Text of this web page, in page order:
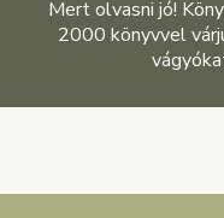
Mert olvasni jó!
2000 könyvvel